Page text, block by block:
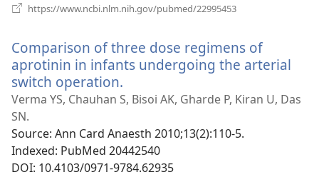
https://www.ncbi.nlm.nih.gov/pubmed/22995453
вікні)
Comparison of three dose regimens of
aprotinin in infants undergoing the arterial
switch operation.
у
вікні)
Verma YS, Chauhan S, Bisoi AK, Gharde P, Kiran U, Das
SN.
Source‎: Ann Card Anaesth 2010;13(2):110-5.
Indexed‎: PubMed 20442540
DOI‎: 10.4103/0971-9784.62935